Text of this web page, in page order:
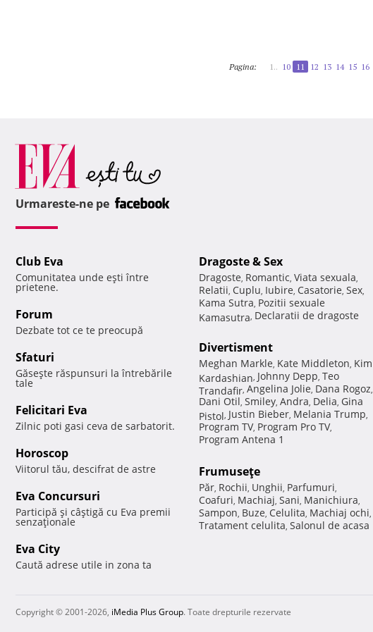
Pagina: 1.. 10 11 12 13 14 15 16
Urmareste-ne pe
Club Eva
Comunitatea unde eşti între
prietene.
Forum
Dezbate tot ce te preocupă
Sfaturi
Găseşte răspunsuri la întrebările
tale
Felicitari Eva
Zilnic poti gasi ceva de sarbatorit.
Horoscop
Viitorul tău, descifrat de astre
Eva Concursuri
Participă şi câştigă cu Eva premii
senzaţionale
Eva City
Caută adrese utile in zona ta
Dragoste & Sex
Dragoste, Romantic, Viata sexuala,
Relatii, Cuplu, Iubire, Casatorie, Sex,
Kama Sutra, Pozitii sexuale
Kamasutra, Declaratii de dragoste
Divertisment
Meghan Markle, Kate Middleton, Kim
Kardashian, Johnny Depp, Teo
Trandafir, Angelina Jolie, Dana Rogoz,
Dani Otil, Smiley, Andra, Delia, Gina
Pistol, Justin Bieber, Melania Trump,
Program TV, Program Pro TV,
Program Antena 1
Frumuseţe
Păr, Rochii, Unghii, Parfumuri,
Coafuri, Machiaj, Sani, Manichiura,
Sampon, Buze, Celulita, Machiaj ochi,
Tratament celulita, Salonul de acasa
Copyright © 2001-2026, iMedia Plus Group. Toate drepturile rezervate